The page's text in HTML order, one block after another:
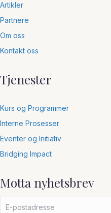
Artikler
Partnere
Om oss
Kontakt oss
Tjenester
Kurs og Programmer
Interne Prosesser
Eventer og Initiativ
Bridging Impact
Motta nyhetsbrev